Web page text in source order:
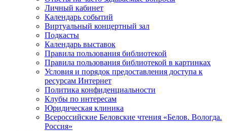
Личный кабинет
Календарь событий
Виртуальный концертный зал
Подкасты
Календарь выставок
Правила пользования библиотекой
Правила пользования библиотекой в картинках
Условия и порядок предоставления доступа к
ресурсам Интернет
Политика конфиденциальности
Клубы по интересам
Юридическая клиника
Всероссийские Беловские чтения «Белов. Вологда.
Россия»